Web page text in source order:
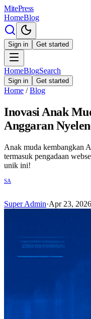
MitePress
HomeBlog
Sign in Get started
HomeBlogSearch
Sign in Get started
Home / Blog
Inovasi Anak
Anggaran
Anak muda kembangkan
termasuk pengadaan
unik ini!
SA
Super Admin·Apr 23, 2026